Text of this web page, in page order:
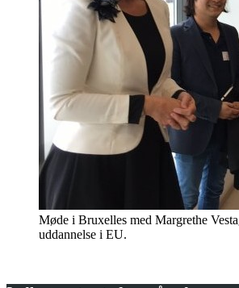
Møde i Bruxelles med Margrethe
uddannelse i EU.